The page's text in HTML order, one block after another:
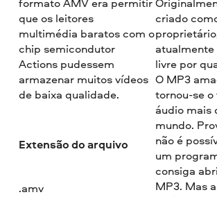
que os leitores
multimédia baratos com o
chip semicondutor
Actions pudessem
armazenar muitos vídeos
de baixa qualidade.
Extensão do arquivo
.amv
criado
atualmente
livre por
O MP3
tornou-se
áudio mais
mundo.
não é
um
consiga
MP3. Mas